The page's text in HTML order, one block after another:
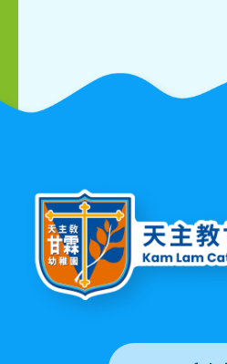
會了分類、數理
觀念。讓我們一
結欣賞短片
https://